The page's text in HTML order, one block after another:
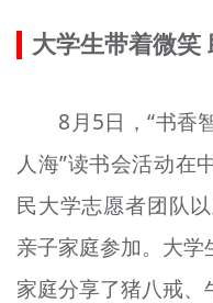
大学生带着微笑
8月5日，“书香
人海”读书会活动在
民大学志愿者团队
亲子家庭参加。大
家庭分享了猪八戒